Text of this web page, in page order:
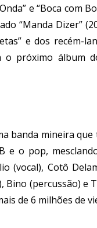
e “Boca com
“Manda Dizer”
e dos recém-
o próximo álbum
banda mineira
e o pop,
(vocal), Cotô
Bino (percussão) e
de 6 milhões de